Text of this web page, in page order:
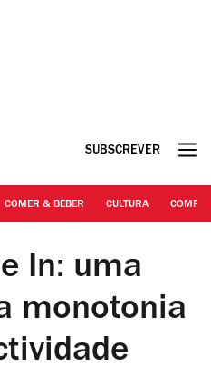
SUBSCREVER
COMER & BEBER CULTURA
In: uma
monotonia